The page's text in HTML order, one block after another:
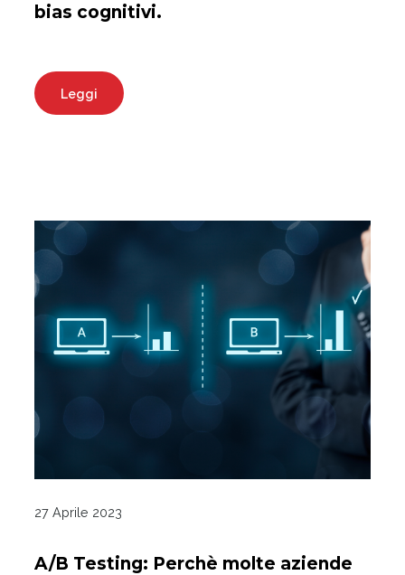
bias cognitivi.
Leggi
27 Aprile 2023
A/B Testing: Perchè molte aziende